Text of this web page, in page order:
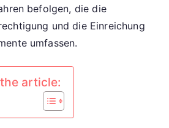
befolgen, die die
und die Einreichung
umfassen.
article: